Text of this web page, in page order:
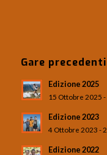
Gare precedenti
Edizione 2025
15 Ottobre 2025 -
Edizione 2023
4 Ottobre 2023 -
Edizione 2022